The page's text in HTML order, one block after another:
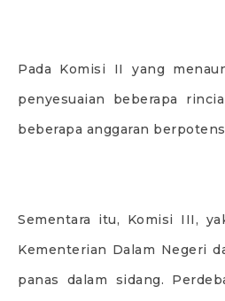
Pada Komisi II yang
penyesuaian beberapa
beberapa anggaran
Sementara itu, Komisi III,
Kementerian Dalam Negeri
panas dalam sidang.